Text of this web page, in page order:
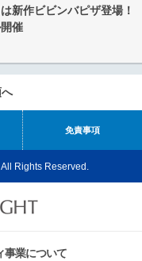
新作ビビンバピザ登場！
催
免責事項
Rights Reserved.
事業について